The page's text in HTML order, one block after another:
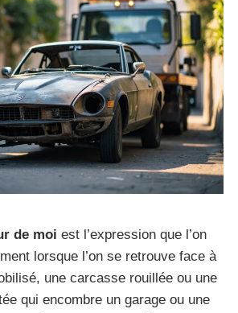
de moi est l’expression que l’on
lorsque l’on se retrouve face à
une carcasse rouillée ou une
qui encombre un garage ou une